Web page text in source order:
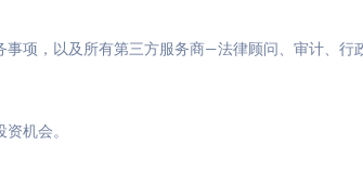
项，以及所有第三方服务商—法律顾问、审计、行
机会。